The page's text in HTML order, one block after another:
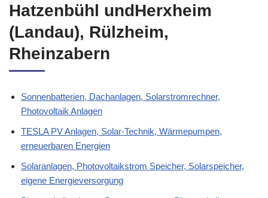
Hatzenbühl undHerxheim
(Landau), Rülzheim,
Rheinzabern
Sonnenbatterien, Dachanlagen, Solarstromrechner,
Photovoltaik Anlagen
TESLA PV Anlagen, Solar-Technik, Wärmepumpen,
erneuerbaren Energien
Solaranlagen, Photovoltaikstrom Speicher, Solarspeicher,
eigene Energieversorgung